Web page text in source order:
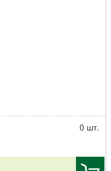
55мм элита 2кг
0 шт.